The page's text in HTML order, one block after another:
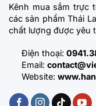
Kênh mua sắm trực
các sản phẩm Thái
chất lượng được yêu
Điện thoại:
Email:
Website: